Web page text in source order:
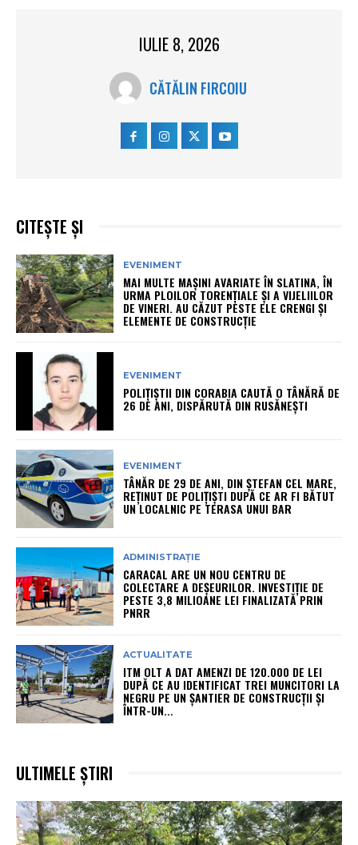
IULIE 8, 2026
CĂTĂLIN FIRCOIU
CITEȘTE ȘI
EVENIMENT
MAI MULTE MAȘINI AVARIATE ÎN SLATINA, ÎN
URMA PLOILOR TORENȚIALE ȘI A VIJELIILOR
DE VINERI. AU CĂZUT PESTE ELE CRENGI ȘI
ELEMENTE DE CONSTRUCȚIE
EVENIMENT
POLIȚIȘTII DIN CORABIA CAUTĂ O TÂNĂRĂ DE
26 DE ANI, DISPĂRUTĂ DIN RUSĂNEȘTI
EVENIMENT
TÂNĂR DE 29 DE ANI, DIN ȘTEFAN CEL MARE,
REȚINUT DE POLIȚIȘTI DUPĂ CE AR FI BĂTUT
UN LOCALNIC PE TERASA UNUI BAR
ADMINISTRAȚIE
CARACAL ARE UN NOU CENTRU DE
COLECTARE A DEȘEURILOR. INVESTIȚIE DE
PESTE 3,8 MILIOANE LEI FINALIZATĂ PRIN
PNRR
ACTUALITATE
ITM OLT A DAT AMENZI DE 120.000 DE LEI
DUPĂ CE AU IDENTIFICAT TREI MUNCITORI LA
NEGRU PE UN ȘANTIER DE CONSTRUCȚII ȘI
ÎNTR-UN...
ULTIMELE ȘTIRI